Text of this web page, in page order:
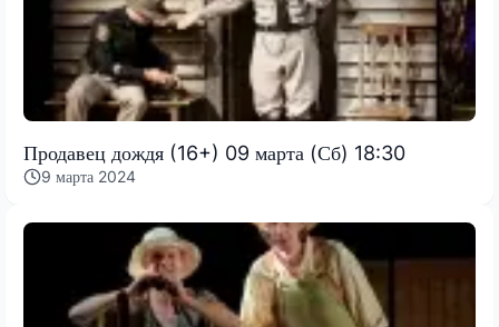
Продавец дождя (16+) 09 марта (Сб) 18:30
9 марта 2024